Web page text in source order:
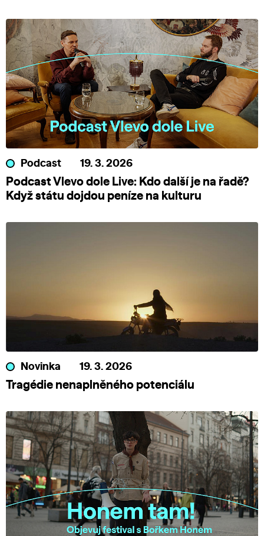
Podcast 19. 3. 2026
Podcast Vlevo dole Live: Kdo další je na řadě?
Když státu dojdou peníze na kulturu
Novinka 19. 3. 2026
Tragédie nenaplněného potenciálu